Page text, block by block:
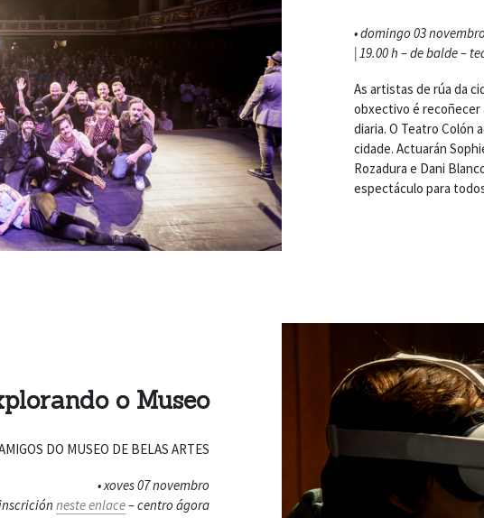
• domingo 03
| 19.00 h – de balde –
As artistas de rúa da
obxectivo é recoñecer
diaria. O Teatro Colón
cidade. Actuarán
Rozadura e Dani
espectáculo para
o Museo
DO MUSEO DE BELAS ARTES
• xoves 07 novembro
neste enlace– centro ágora